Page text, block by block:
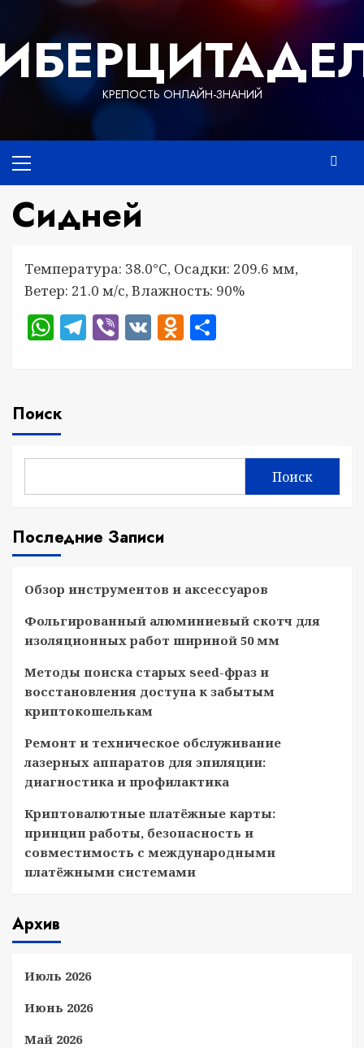
содержимому
КРЕПОСТЬ ОНЛАЙН-ЗНАНИЙ
меню
Сидней
Температура: 38.0°C, Осадки: 209.6 мм,
Ветер: 21.0 м/с, Влажность: 90%
WhatsApp
Telegram
Viber
VKOdnoklassniki
Поиск
Поиск
Последние Записи
Обзор инструментов и аксессуаров
Фольгированный алюминиевый скотч для
изоляционных работ шириной 50 мм
Методы поиска старых seed-фраз и
восстановления доступа к забытым
криптокошелькам
Ремонт и техническое обслуживание
лазерных аппаратов для эпиляции:
диагностика и профилактика
Криптовалютные платёжные карты:
принцип работы, безопасность и
совместимость с международными
платёжными системами
Архив
Июль 2026
Июнь 2026
Май 2026